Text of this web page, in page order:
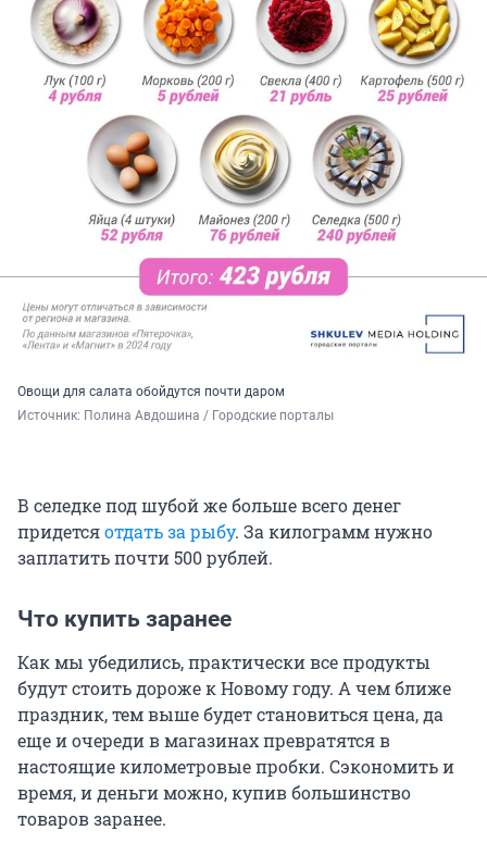
Овощи для салата обойдутся почти даром
Источник: Полина Авдошина / Городские порталы
В селедке под шубой же больше всего денег
придетсяотдать за рыбу. За килограмм нужно
заплатить почти 500 рублей.
Что купить заранее
Как мы убедились, практически все продукты
будут стоить дороже к Новому году. А чем ближе
праздник, тем выше будет становиться цена, да
еще и очереди в магазинах превратятся в
настоящие километровые пробки. Сэкономить и
время, и деньги можно, купив большинство
товаров заранее.